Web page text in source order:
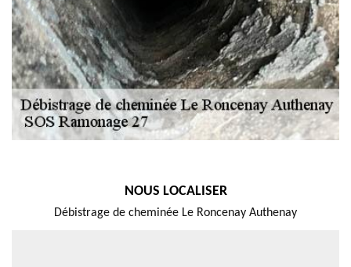
NOUS LOCALISER
Débistrage de cheminée Le Roncenay Authenay